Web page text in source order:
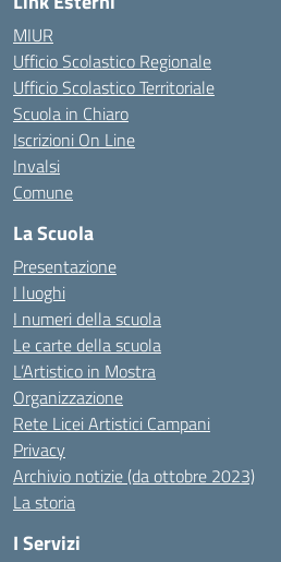
MIUR
Ufficio Scolastico Regionale
Ufficio Scolastico Territoriale
Scuola in Chiaro
Iscrizioni On Line
Invalsi
Comune
La Scuola
Presentazione
I luoghi
I numeri della scuola
Le carte della scuola
L’Artistico in Mostra
Organizzazione
Rete Licei Artistici Campani
Privacy
Archivio notizie (da ottobre 2023)
La storia
I Servizi